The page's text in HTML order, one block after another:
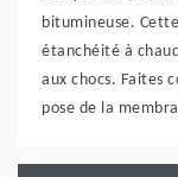
bitumineuse.
étanchéité à
aux chocs. Faites
pose de la